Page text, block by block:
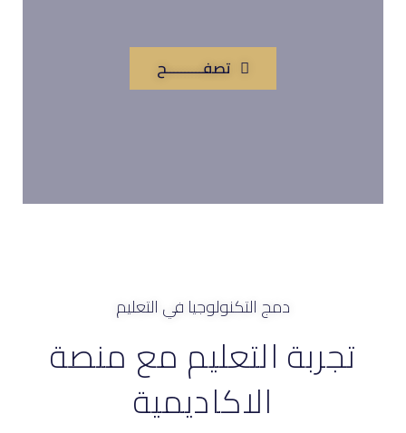
تصفــــــــــح
دمج التكنولوجيا في التعليم
تجربة التعليم مع منصة
الاكاديمية